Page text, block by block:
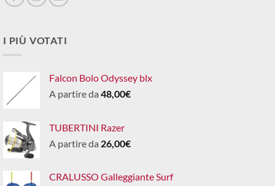
I PIÙ VOTATI
Falcon Bolo Odyssey blx
A partire da 48,00€
TUBERTINI Razer
A partire da 26,00€
CRALUSSO Galleggiante Surf